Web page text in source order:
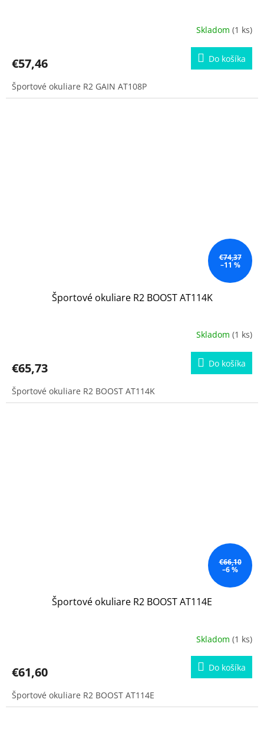
Skladom (1 ks)
€57,46 Do košíka
Športové okuliare R2 GAIN AT108P
€74,37
–11 %
Športové okuliare R2 BOOST AT114K
Skladom (1 ks)
€65,73 Do košíka
Športové okuliare R2 BOOST AT114K
€66,10
–6 %
Športové okuliare R2 BOOST AT114E
Skladom (1 ks)
€61,60 Do košíka
Športové okuliare R2 BOOST AT114E